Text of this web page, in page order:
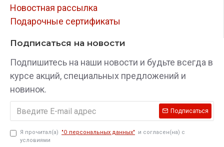
Новостная рассылка
Подарочные сертификаты
Подписаться на новости
Подпишитесь на наши новости и будьте всегда в
курсе акций, специальных предложений и
новинок.
Подписаться
Я прочитал(а) "О персональных данных"
и согласен(на) с
условиями